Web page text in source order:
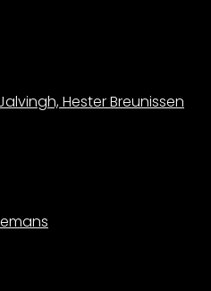
Hester Breunissen